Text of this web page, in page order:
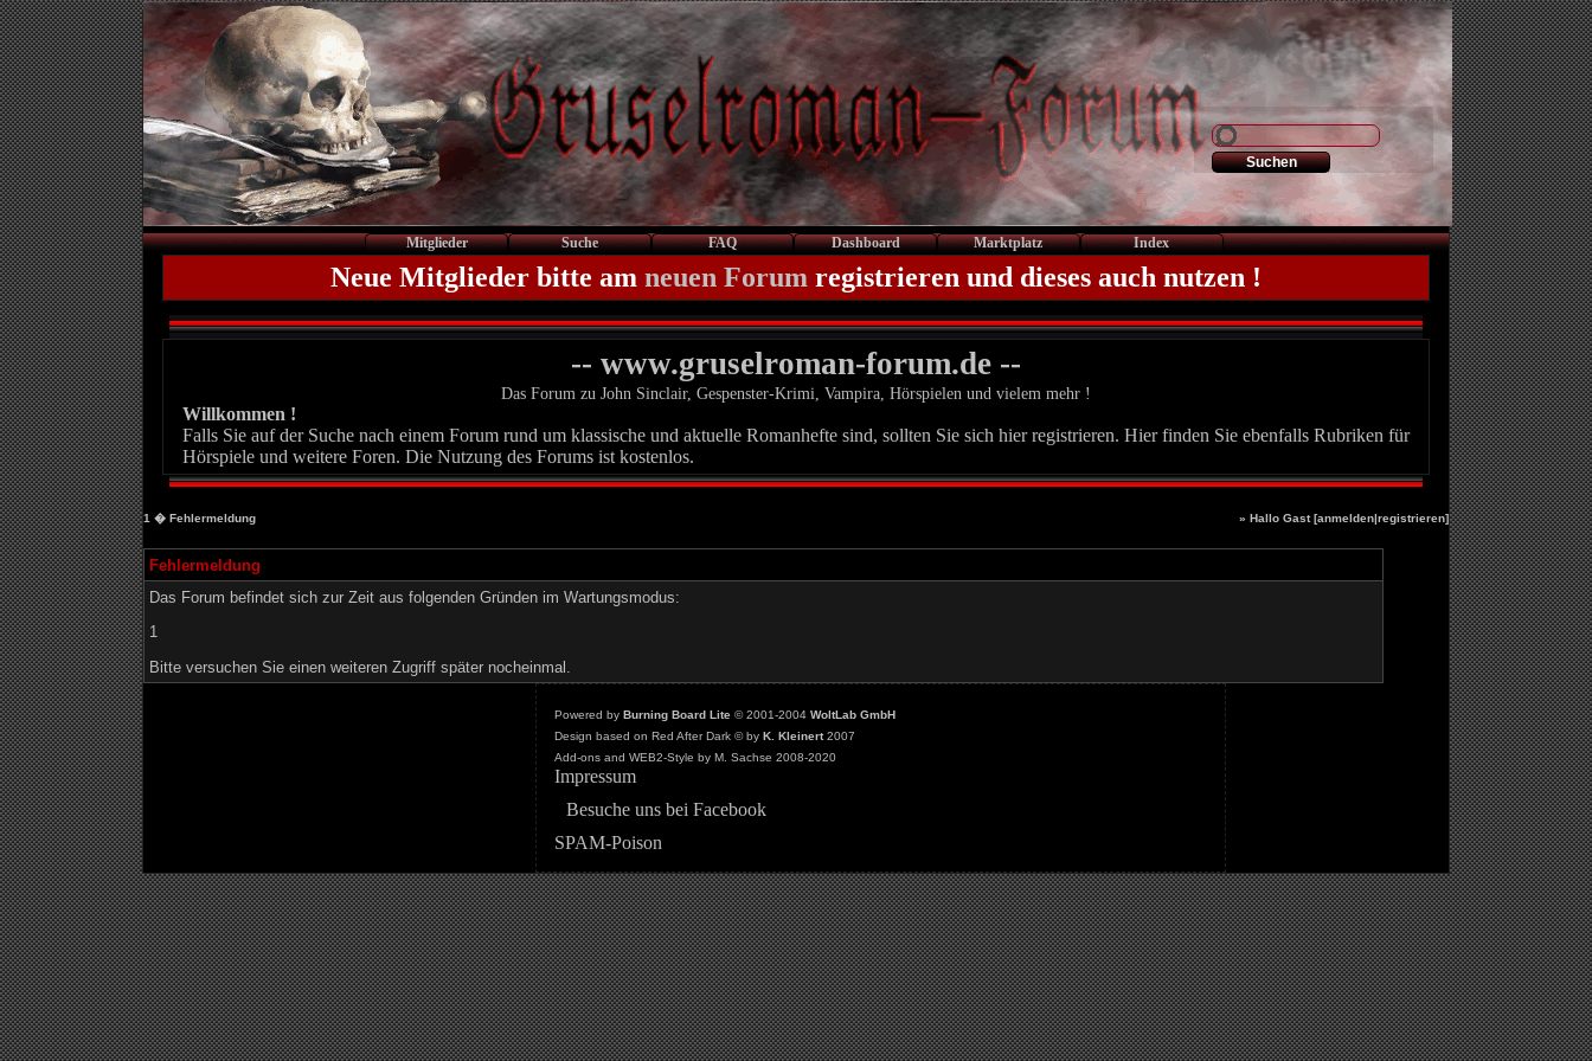
Mitglieder Suche FAQ Dashboard Marktplatz Index
Neue Mitglieder bitte am neuen Forum registrieren und dieses auch nutzen !
-- www.gruselroman-forum.de --
Das Forum zu John Sinclair, Gespenster-Krimi, Vampira, Hörspielen und vielem mehr !
Willkommen !
Falls Sie auf der Suche nach einem Forum rund um klassische und aktuelle Romanhefte sind, sollten Sie sich hier registrieren. Hier finden Sie ebenfalls Rubriken für
Hörspiele und weitere Foren. Die Nutzung des Forums ist kostenlos.
1 � Fehlermeldung » Hallo Gast [anmelden|registrieren]
Fehlermeldung
Das Forum befindet sich zur Zeit aus folgenden Gründen im Wartungsmodus:
1
Bitte versuchen Sie einen weiteren Zugriff später nocheinmal.
Powered by Burning Board Lite© 2001-2004 WoltLab GmbH
Design based on Red After Dark © by K. Kleinert2007
Add-ons and WEB2-Style by M. Sachse 2008-2020
Impressum
Besuche uns bei Facebook
SPAM-Poison